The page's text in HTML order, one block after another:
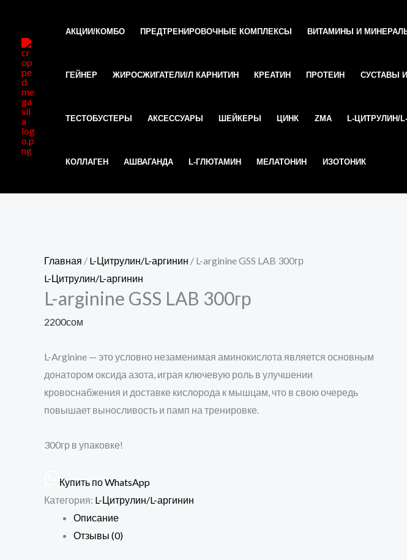
содержимому
АКЦИИ/КОМБО ПРЕДТРЕНИРОВОЧНЫЕ КОМПЛЕКСЫ ВИТАМИНЫ И
ГЕЙНЕР ЖИРОСЖИГАТЕЛИ/Л КАРНИТИН КРЕАТИН ПРОТЕИН СУСТАВЫ
ТЕСТОБУСТЕРЫ АКСЕССУАРЫ ШЕЙКЕРЫ ЦИНК ZMA L-ЦИТРУЛИН/
КОЛЛАГЕН АШВАГАНДА L-ГЛЮТАМИН МЕЛАТОНИН ИЗОТОНИК
Главная / L-Цитрулин/L-аргинин / L-arginine GSS LAB 300гр
L-Цитрулин/L-аргинин
L-arginine GSS LAB 300гр
2200сом
L-Arginine — это условно незаменимая аминокислота является основным
донатором оксида азота, играя ключевую роль в улучшении
кровоснабжения и доставке кислорода к мышцам, что в свою очередь
повышает выносливость и памп на тренировке.
300гр в упаковке!
Купить по WhatsApp
Категория: L-Цитрулин/L-аргинин
Описание
Отзывы (0)